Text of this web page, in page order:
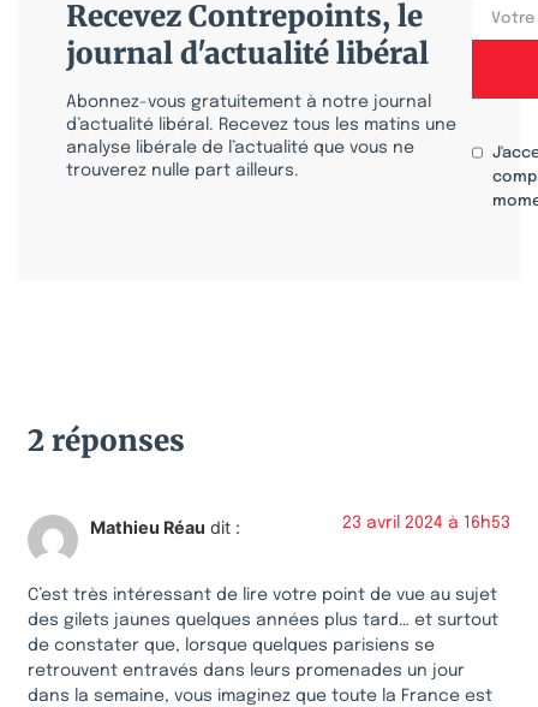
Recevez Contrepoints, le
journal d'actualité libéral
Abonnez-vous gratuitement à notre journal
d’actualité libéral. Recevez tous les matins une
analyse libérale de l’actualité que vous ne
trouverez nulle part ailleurs.
2 réponses
Mathieu Réau dit : 23 avril 2024 à 16h53
C’est très intéressant de lire votre point de vue au sujet
des gilets jaunes quelques années plus tard… et surtout
de constater que, lorsque quelques parisiens se
retrouvent entravés dans leurs promenades un jour
dans la semaine, vous imaginez que toute la France est